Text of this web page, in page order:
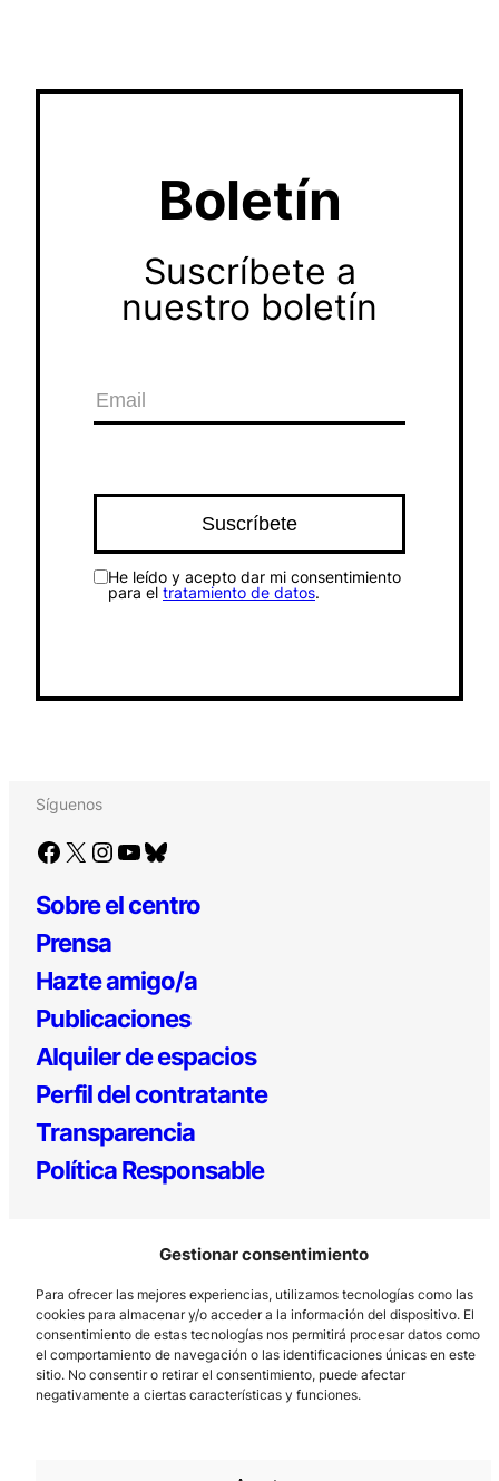
Gestionar consentimiento
Para ofrecer las mejores experiencias, utilizamos tecnologías como las
cookies para almacenar y/o acceder a la información del dispositivo. El
consentimiento de estas tecnologías nos permitirá procesar datos como
el comportamiento de navegación o las identificaciones únicas en este
sitio. No consentir o retirar el consentimiento, puede afectar
negativamente a ciertas características y funciones.
Boletín
Suscríbete a
nuestro boletín
He leído y acepto dar mi consentimiento
para el tratamiento de datos.
Síguenos
Facebook X Instagram YouTube Bluesky
Sobre el centro
Prensa
Hazte amigo/a
Publicaciones
Alquiler de espacios
Perfil del contratante
Transparencia
Política Responsable
Los Prados, 121 – 33203 Gijón
985 185 577 – info@laboralcentrodearte.org